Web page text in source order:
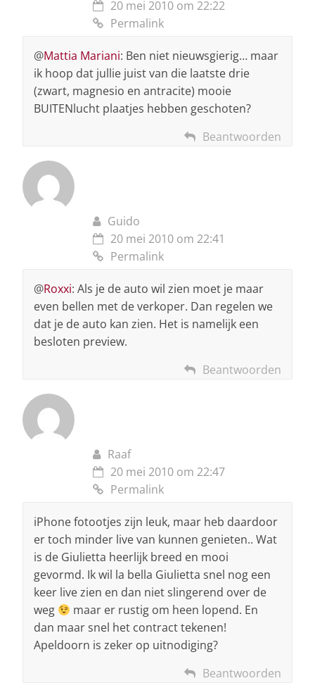
20 mei 2010 om 22:22
Permalink
@Mattia Mariani: Ben niet nieuwsgierig… maar
ik hoop dat jullie juist van die laatste drie
(zwart, magnesio en antracite) mooie
BUITENlucht plaatjes hebben geschoten?
Beantwoorden
Guido
20 mei 2010 om 22:41
Permalink
@Roxxi: Als je de auto wil zien moet je maar
even bellen met de verkoper. Dan regelen we
dat je de auto kan zien. Het is namelijk een
besloten preview.
Beantwoorden
Raaf
20 mei 2010 om 22:47
Permalink
iPhone fotootjes zijn leuk, maar heb daardoor
er toch minder live van kunnen genieten.. Wat
is de Giulietta heerlijk breed en mooi
gevormd. Ik wil la bella Giulietta snel nog een
keer live zien en dan niet slingerend over de
weg
maar er rustig om heen lopend. En
dan maar snel het contract tekenen!
Apeldoorn is zeker op uitnodiging?
Beantwoorden